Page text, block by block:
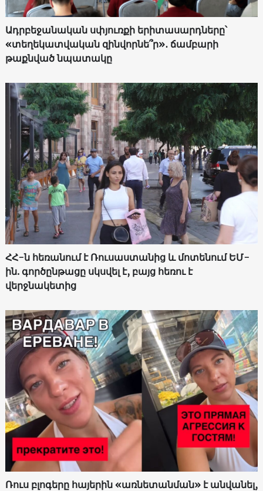
Ադրբեջանական սփյուռքի երիտասարդները՝
«տեղեկատվական զինվորնե՞ր»․ ճամբարի
թաքնված նպատակը
ՀՀ-ն հեռանում է Ռուսաստանից և մոտենում ԵՄ-
ին. գործընթացը սկսվել է, բայց հեռու է
վերջնակետից
Ռուս բլոգերը հայերին «առնետանման» է անվանել,